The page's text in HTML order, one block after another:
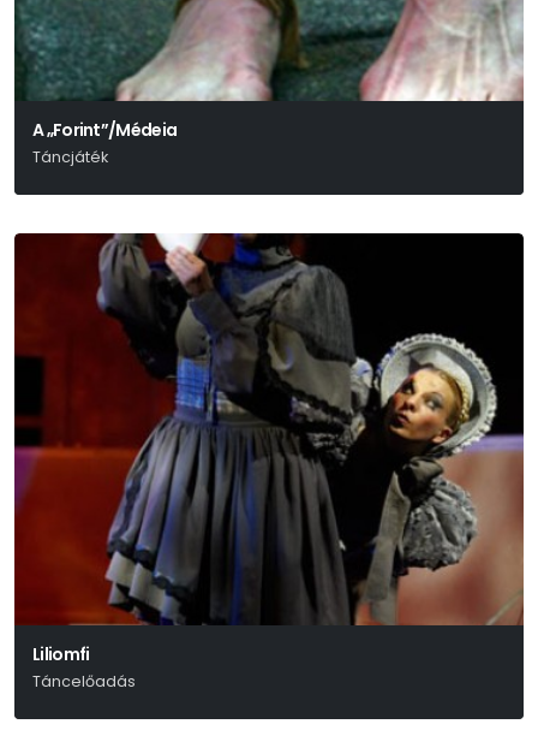
A „Forint”/Médeia
Táncjáték
Liliomfi
Táncelőadás